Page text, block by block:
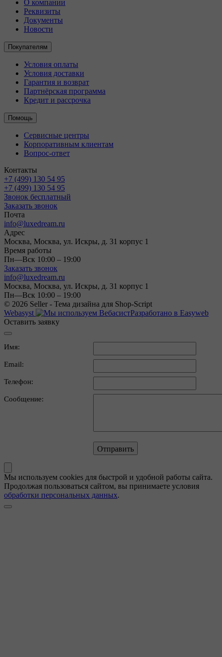
О компании
Реквизиты
Документы
Новости
Покупателям
Условия оплаты
Условия доставки
Гарантия и возврат
Партнёрская программа
Кредит и рассрочка
Помощь
Сервисные центры
Корпоративным клиентам
Вопрос-ответ
Контакты
+7 (499) 130 54 95
+7 (499) 130 54 95
Звонок бесплатный
Заказать звонок
Почта
info@luxedream.ru
Адрес
Москва, Москва, ул. Искры, д. 31 корпус 1
Время работы
Пн—Вск 10:00 – 19:00
Заказать звонок
info@luxedream.ru
Москва, Москва, ул. Искры, д. 31 корпус 1
Пн—Вск 10:00 – 19:00
© 2026 Seller - Тема дизайна для Shop-Script
Webasyst
Разработано в Easyweb
Оставить заявку
Имя:
Email:
Телефон:
Сообщение:
Мы используем cookies для быстрой и удобной работы сайта.
Продолжая пользоваться сайтом, вы принимаете условия
обработки персональных данных.